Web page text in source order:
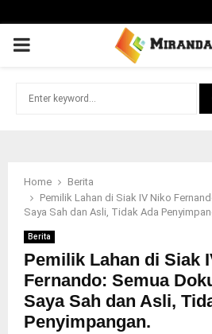
PRIMARY
Home
Berita
Pemilik Lahan di Siak IV Niko
Saya Sah dan Asli, Tidak Ada
Berita
Pemilik Lahan di Siak
Fernando: Semua
Saya Sah dan Asli,
Penyimpangan.